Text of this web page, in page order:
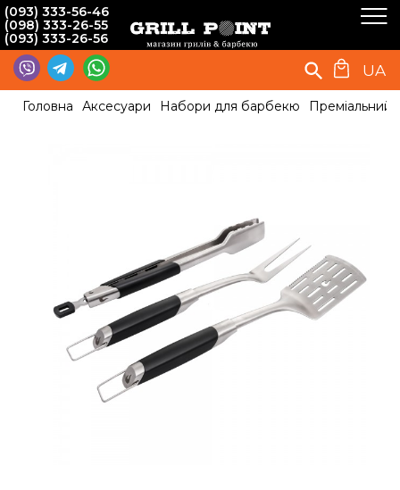
(093) 333-56-46
(098) 333-26-55
(093) 333-26-56
UA
Головна Аксесуари Набори для барбекю Преміальний